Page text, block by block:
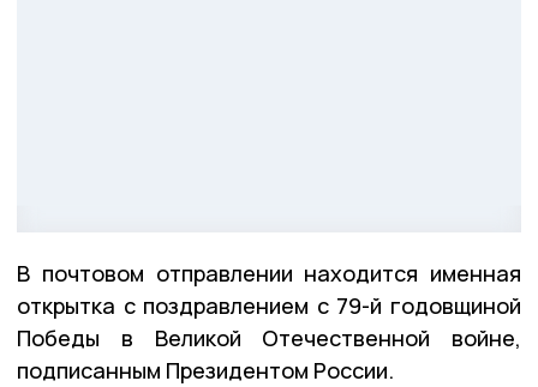
В почтовом отправлении находится именная
открытка с поздравлением с 79-й годовщиной
Победы в Великой Отечественной войне,
подписанным Президентом России.